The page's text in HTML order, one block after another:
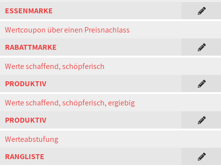
ESSENMARKE
Wertcoupon über einen Preisnachlass
RABATTMARKE
Werte schaffend, schöpferisch
PRODUKTIV
Werte schaffend, schöpferisch, ergiebig
PRODUKTIV
Werteabstufung
RANGLISTE